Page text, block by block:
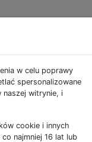
ps do
w celu poprawy
spersonalizowane
naszej witrynie, i
cookie i innych
najmniej 16 lat lub